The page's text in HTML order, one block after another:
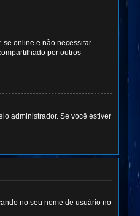
se online e não necessitar
por outros
administrador. Se você estiver
no seu nome de usuário no